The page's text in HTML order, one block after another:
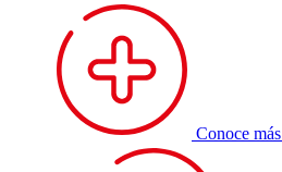
Conoce más